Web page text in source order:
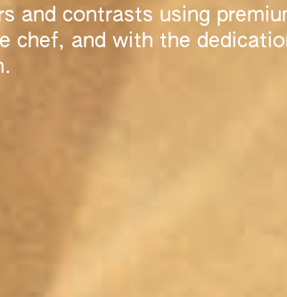
and contrasts using
chef, and with the